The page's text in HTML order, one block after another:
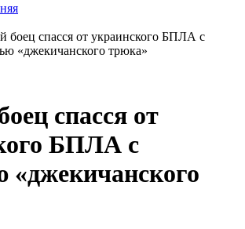
боец спасся от украинского БПЛА с
«джекичанского трюка»
спасся от
БПЛА с